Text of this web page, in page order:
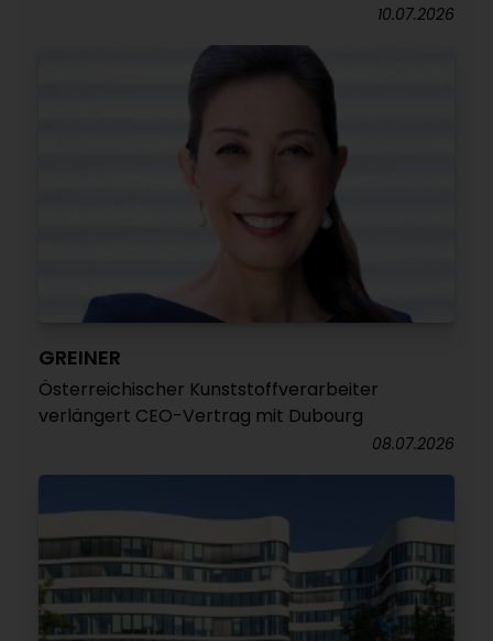
10.07.2026
GREINER
Österreichischer Kunststoffverarbeiter
verlängert CEO-Vertrag mit Dubourg
08.07.2026